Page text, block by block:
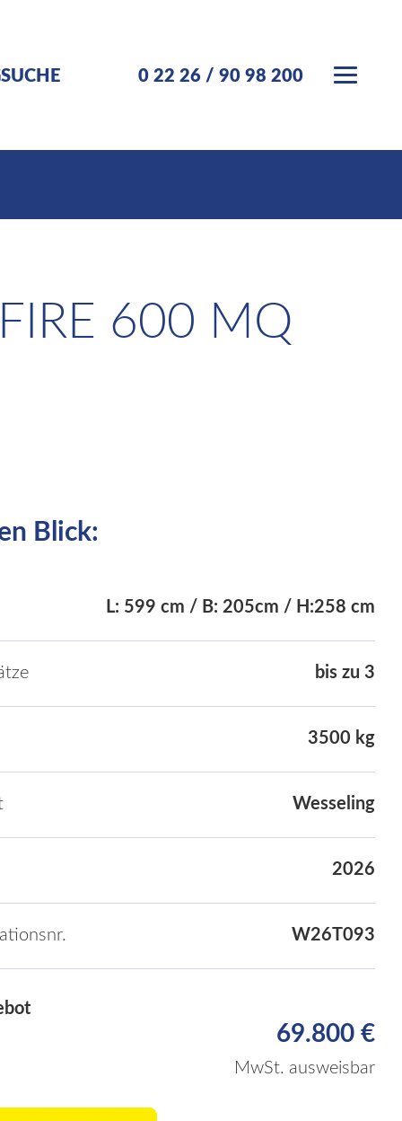
0 22 26 / 90 98 200
600 MQ
Blick:
L: 599 cm / B: 205cm / H:258 cm
bis zu 3
3500 kg
Wesseling
2026
W26T093
69.800 €
MwSt. ausweisbar